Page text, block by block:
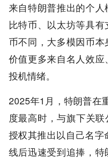
来自特朗普推出的个
比特币、以太坊等具
币不同，大多模因币
价值更多来自名人效
投机情绪。
2025年1月，特朗普在
度最高时，与旗下关
授权其推出以自己名
线后迅速受到追捧，